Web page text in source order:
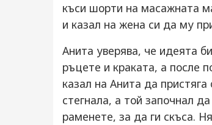
къси шорти на масажната
и казал на жена си да му
Анита уверява, че идеята
ръцете и краката, а после
казал на Анита да
стегнала, а той започнал
раменете, за да ги скъса.